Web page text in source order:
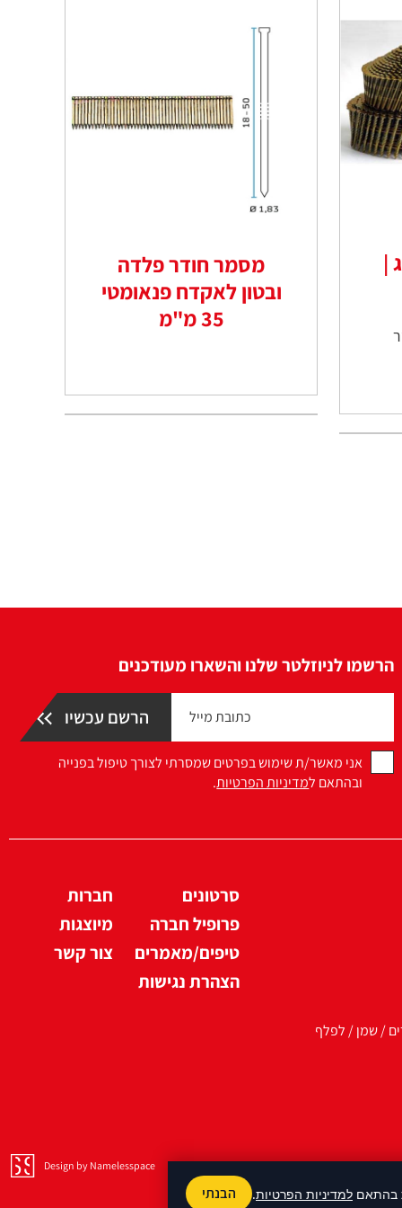
|
מסמר חודר פלדה
ובטון לאקדח פנאומטי
35 מ"מ
הרשמו לניוזלטר שלנו והשארו מעודכנים
אני מאשר/ת שימוש בפרטים שמסרתי לצורך טיפול בפנייה
ובהתאם למדיניות הפרטיות.
/ שמן / לפלף
סרטונים
פרופיל חברה
טיפים/מאמרים
הצהרת נגישות
חברות
מיוצגות
צור קשר
Design by Namelesspace
למדיניות הפרטיות. הבנתי